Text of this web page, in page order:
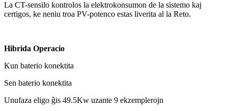
La CT-sensilo kontrolos la elektrokonsumon de la sistemo kaj
certigos, ke neniu troa PV-potenco estas liverita al la Reto.
Hibrida Operacio
Kun baterio konektita
Sen baterio konektita
Unufaza eligo ĝis 49.5Kw uzante 9 ekzemplerojn